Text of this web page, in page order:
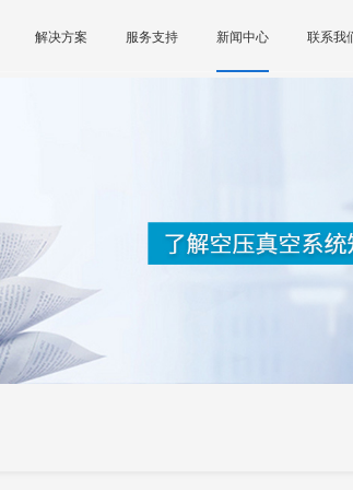
解决方案 服务支持 新闻中心 联系我